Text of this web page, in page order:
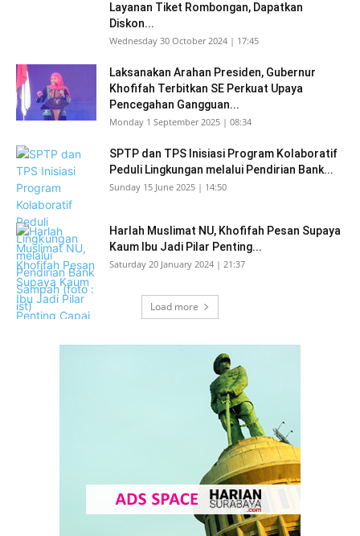
Layanan Tiket Rombongan, Dapatkan
Diskon...
Wednesday 30 October 2024 | 17:45
Laksanakan Arahan Presiden, Gubernur
Khofifah Terbitkan SE Perkuat Upaya
Pencegahan Gangguan...
Monday 1 September 2025 | 08:34
SPTP dan TPS Inisiasi Program Kolaboratif
Peduli Lingkungan melalui Pendirian Bank...
Sunday 15 June 2025 | 14:50
Harlah Muslimat NU, Khofifah Pesan Supaya
Kaum Ibu Jadi Pilar Penting...
Saturday 20 January 2024 | 21:37
Load more